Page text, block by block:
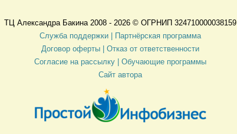
ТЦ Александра Бакина 2008 - 2026 © ОГРНИП 324710000038159
Служба поддержки |
Партнёрская программа
Договор оферты
| Отказ от ответственности
Согласие на рассылку | Обучающие программы
Сайт автора